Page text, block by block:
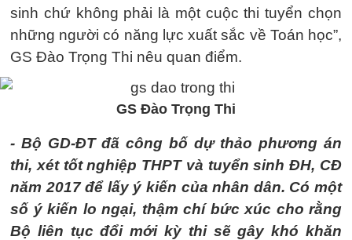
sinh chứ không phải là một cuộc thi tuyển chọn
những người có năng lực xuất sắc về Toán học”,
GS Đào Trọng Thi nêu quan điểm.
GS Đào Trọng Thi
- Bộ GD-ĐT đã công bố dự thảo phương án
thi, xét tốt nghiệp THPT và tuyển sinh ĐH, CĐ
năm 2017 để lấy ý kiến của nhân dân. Có một
số ý kiến lo ngại, thậm chí bức xúc cho rằng
Bộ liên tục đổi mới kỳ thi sẽ gây khó khăn